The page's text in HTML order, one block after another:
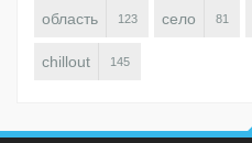
область 123 село 81
chillout 145